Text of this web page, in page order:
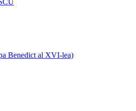
Benedict al XVI-lea)